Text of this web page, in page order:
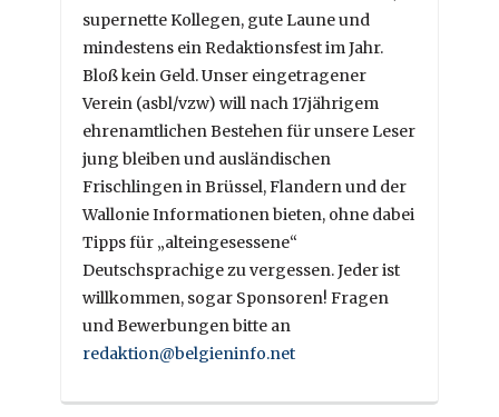
supernette Kollegen, gute Laune und
mindestens ein Redaktionsfest im Jahr.
Bloß kein Geld. Unser eingetragener
Verein (asbl/vzw) will nach 17jährigem
ehrenamtlichen Bestehen für unsere Leser
jung bleiben und ausländischen
Frischlingen in Brüssel, Flandern und der
Wallonie Informationen bieten, ohne dabei
Tipps für „alteingesessene“
Deutschsprachige zu vergessen. Jeder ist
willkommen, sogar Sponsoren! Fragen
und Bewerbungen bitte an
redaktion@belgieninfo.net